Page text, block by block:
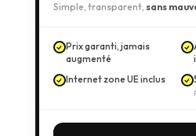
Simple, transparent, sans
Prix garanti, jamais
augmenté
Internet zone UE inclus